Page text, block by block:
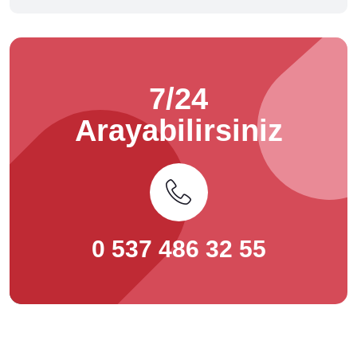
7/24
Arayabilirsiniz
0 537 486 32 55